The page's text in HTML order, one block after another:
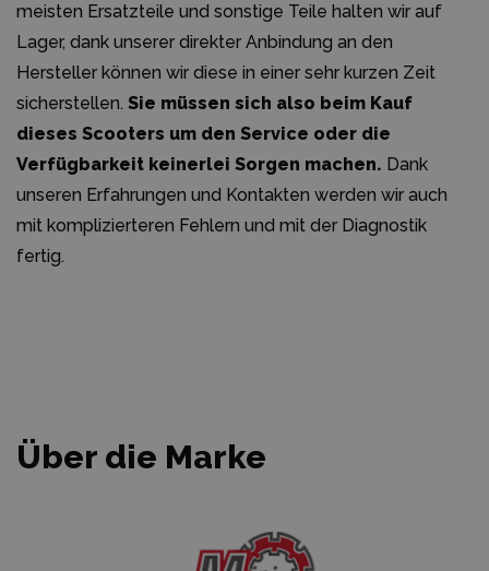
meisten Ersatzteile und sonstige Teile halten wir auf
Lager, dank unserer direkter Anbindung an den
Hersteller können wir diese in einer sehr kurzen Zeit
sicherstellen. Sie müssen sich also beim Kauf
dieses Scooters um den Service oder die
Verfügbarkeit keinerlei Sorgen machen. Dank
unseren Erfahrungen und Kontakten werden wir auch
mit komplizierteren Fehlern und mit der Diagnostik
fertig.
Über die Marke